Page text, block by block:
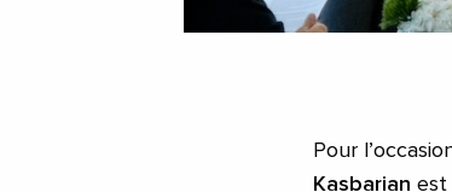
Pour
Kasbarian est